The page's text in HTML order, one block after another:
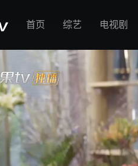
首页 综艺 电视剧